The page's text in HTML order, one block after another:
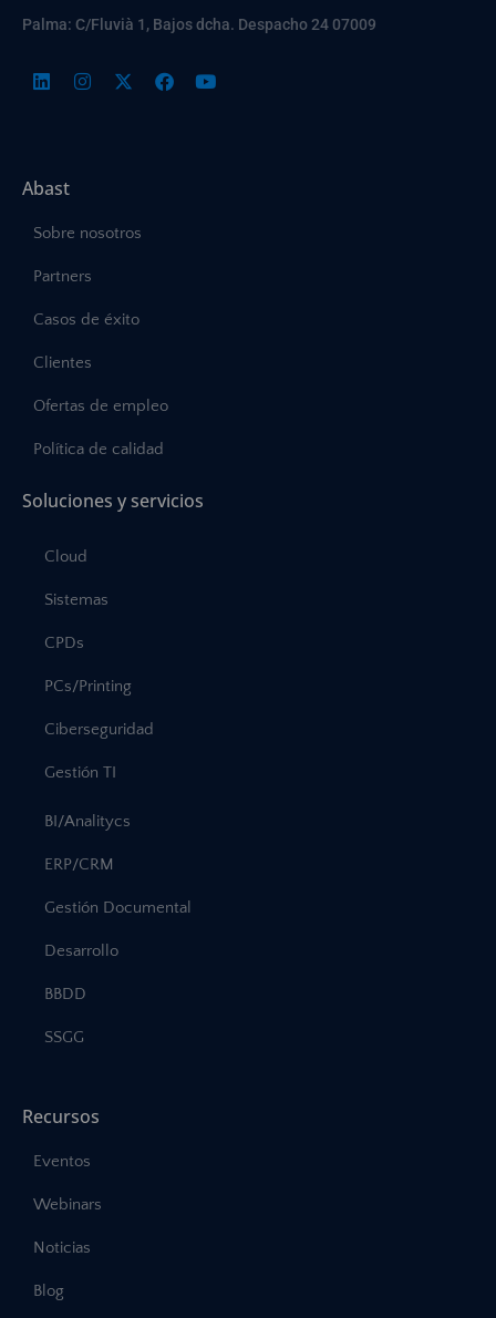
Palma: C/Fluvià 1, Bajos dcha. Despacho 24 07009
Abast
Sobre nosotros
Partners
Casos de éxito
Clientes
Ofertas de empleo
Política de calidad
Soluciones y servicios
Cloud
Sistemas
CPDs
PCs/Printing
Ciberseguridad
Gestión TI
BI/Analitycs
ERP/CRM
Gestión Documental
Desarrollo
BBDD
SSGG
Recursos
Eventos
Webinars
Noticias
Blog